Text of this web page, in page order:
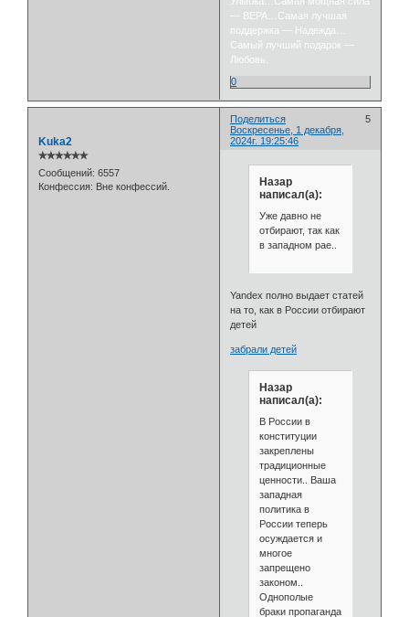
— ВЕРА…Самая лучшая
поддержка — Надежда…
Самый лучший подарок —
Любовь.
0
Поделиться
5
Воскресенье, 1 декабря,
2024г. 19:25:46
Kuka2
✯✯✯✯✯✯
Сообщений: 6557
Конфессия: Вне конфессий.
Назар
написал(а):
Уже давно не
отбирают, так как
в западном рае..
Yandex полно выдает статей
на то, как в России отбирают
детей
забрали детей
Назар
написал(а):
В России в
конституции
закреплены
традиционные
ценности.. Ваша
западная
политика в
России теперь
осуждается и
многое
запрещено
законом..
Однополые
браки пропаганда